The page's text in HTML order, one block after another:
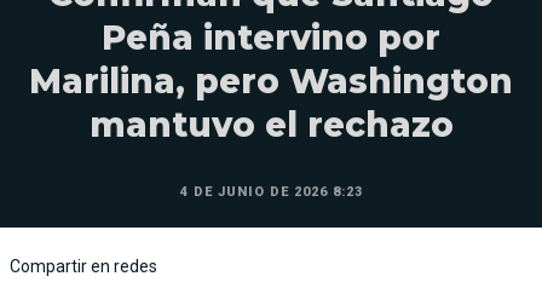
Peña intervino por
Marilina, pero Washington
mantuvo el rechazo
4 DE JUNIO DE 2026 8:23
Compartir en redes